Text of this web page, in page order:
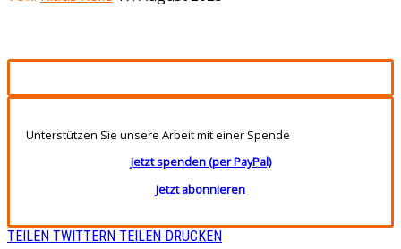
Unterstützen Sie unsere Arbeit mit einer Spende
Jetzt spenden (per PayPal)
Jetzt abonnieren
TEILEN TWITTERN TEILEN DRUCKEN